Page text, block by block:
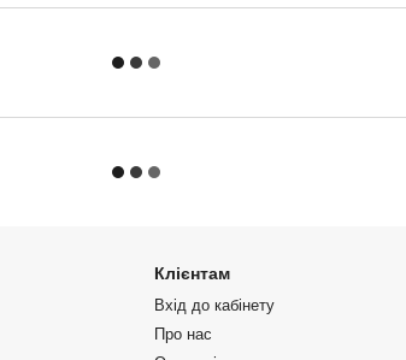
Клієнтам
Вхід до кабінету
Про нас